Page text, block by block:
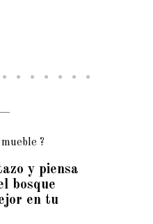
?
y piensa
bosque
en tu